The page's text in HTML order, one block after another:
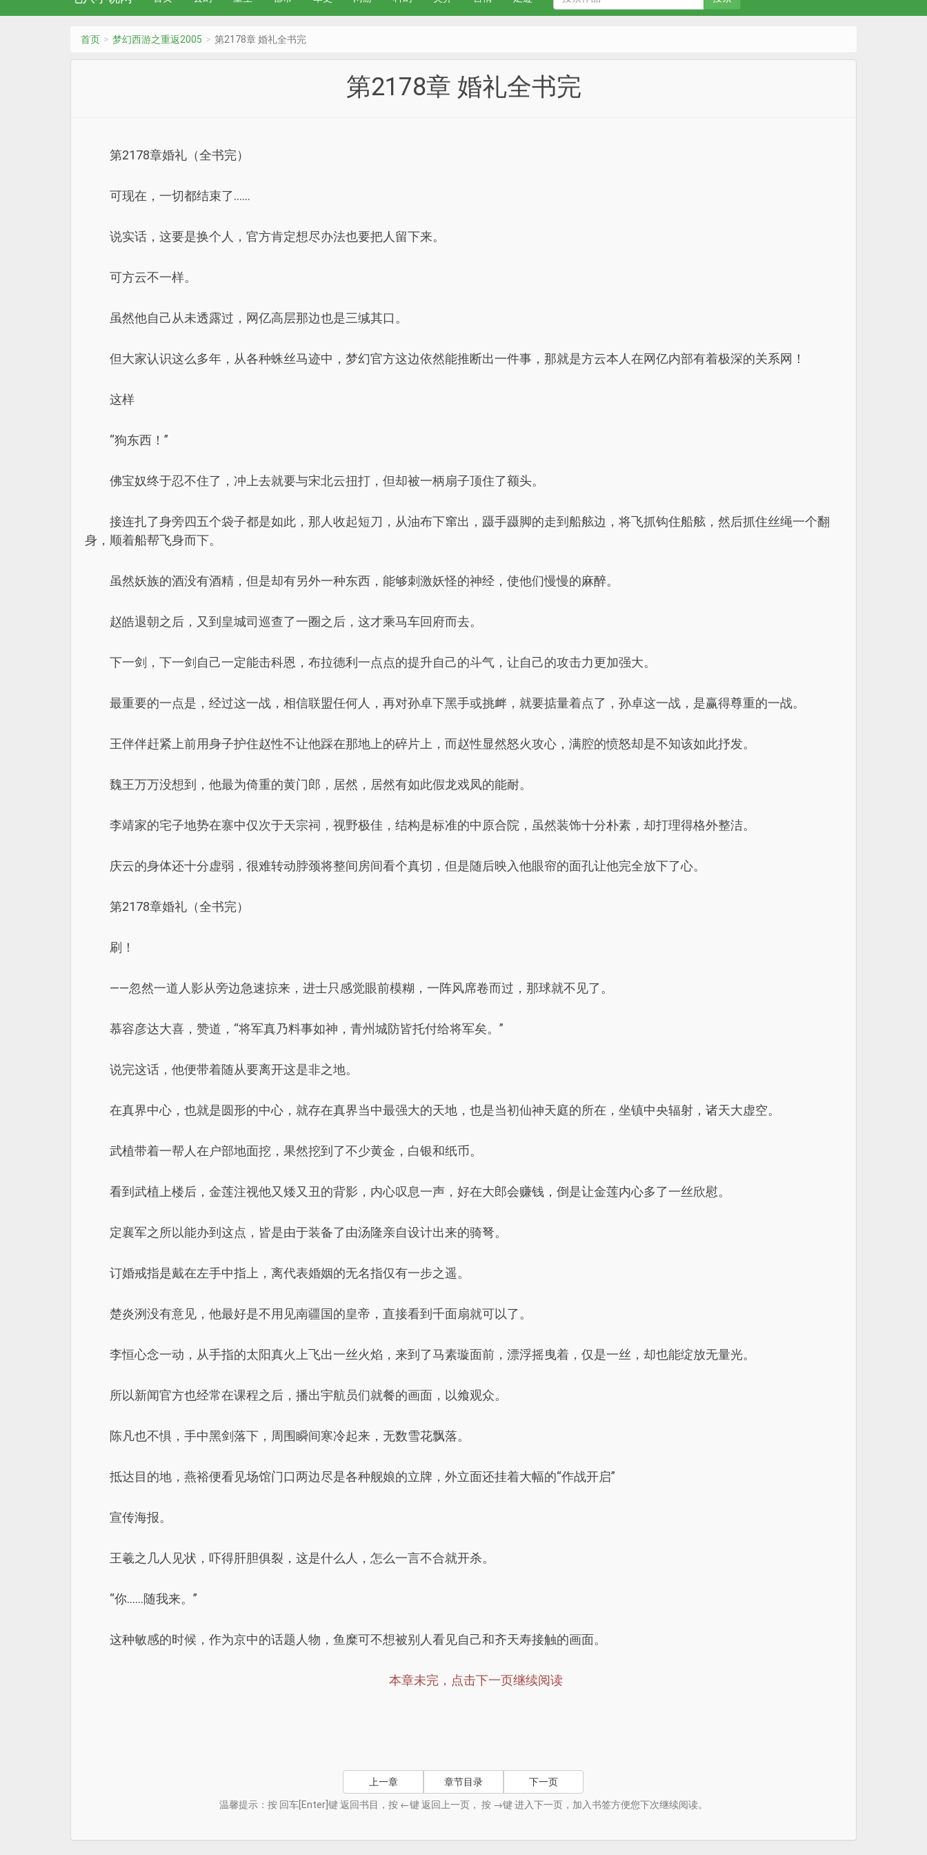
首页 梦幻西游之重返2005 第2178章 婚礼全书完
第2178章 婚礼全书完
第2178章婚礼（全书完）
可现在，一切都结束了……
说实话，这要是换个人，官方肯定想尽办法也要把人留下来。
可方云不一样。
虽然他自己从未透露过，网亿高层那边也是三缄其口。
但大家认识这么多年，从各种蛛丝马迹中，梦幻官方这边依然能推断出一件事，那就是方云本人在网亿内部有着极深的关系网！
这样
“狗东西！”
佛宝奴终于忍不住了，冲上去就要与宋北云扭打，但却被一柄扇子顶住了额头。
接连扎了身旁四五个袋子都是如此，那人收起短刀，从油布下窜出，蹑手蹑脚的走到船舷边，将飞抓钩住船舷，然后抓住丝绳一个翻
身，顺着船帮飞身而下。
虽然妖族的酒没有酒精，但是却有另外一种东西，能够刺激妖怪的神经，使他们慢慢的麻醉。
赵皓退朝之后，又到皇城司巡查了一圈之后，这才乘马车回府而去。
下一剑，下一剑自己一定能击科恩，布拉德利一点点的提升自己的斗气，让自己的攻击力更加强大。
最重要的一点是，经过这一战，相信联盟任何人，再对孙卓下黑手或挑衅，就要掂量着点了，孙卓这一战，是赢得尊重的一战。
王伴伴赶紧上前用身子护住赵性不让他踩在那地上的碎片上，而赵性显然怒火攻心，满腔的愤怒却是不知该如此抒发。
魏王万万没想到，他最为倚重的黄门郎，居然，居然有如此假龙戏凤的能耐。
李靖家的宅子地势在寨中仅次于天宗祠，视野极佳，结构是标准的中原合院，虽然装饰十分朴素，却打理得格外整洁。
庆云的身体还十分虚弱，很难转动脖颈将整间房间看个真切，但是随后映入他眼帘的面孔让他完全放下了心。
第2178章婚礼（全书完）
刷！
——忽然一道人影从旁边急速掠来，进士只感觉眼前模糊，一阵风席卷而过，那球就不见了。
慕容彦达大喜，赞道，“将军真乃料事如神，青州城防皆托付给将军矣。”
说完这话，他便带着随从要离开这是非之地。
在真界中心，也就是圆形的中心，就存在真界当中最强大的天地，也是当初仙神天庭的所在，坐镇中央辐射，诸天大虚空。
武植带着一帮人在户部地面挖，果然挖到了不少黄金，白银和纸币。
看到武植上楼后，金莲注视他又矮又丑的背影，内心叹息一声，好在大郎会赚钱，倒是让金莲内心多了一丝欣慰。
定襄军之所以能办到这点，皆是由于装备了由汤隆亲自设计出来的骑弩。
订婚戒指是戴在左手中指上，离代表婚姻的无名指仅有一步之遥。
楚炎洌没有意见，他最好是不用见南疆国的皇帝，直接看到千面扇就可以了。
李恒心念一动，从手指的太阳真火上飞出一丝火焰，来到了马素璇面前，漂浮摇曳着，仅是一丝，却也能绽放无量光。
所以新闻官方也经常在课程之后，播出宇航员们就餐的画面，以飨观众。
陈凡也不惧，手中黑剑落下，周围瞬间寒冷起来，无数雪花飘落。
抵达目的地，燕裕便看见场馆门口两边尽是各种舰娘的立牌，外立面还挂着大幅的“作战开启”
宣传海报。
王羲之几人见状，吓得肝胆俱裂，这是什么人，怎么一言不合就开杀。
“你……随我来。”
这种敏感的时候，作为京中的话题人物，鱼糜可不想被别人看见自己和齐天寿接触的画面。
本章未完，点击下一页继续阅读
上一章 章节目录 下一页
温馨提示：按 回车[Enter]键 返回书目，按 ←键 返回上一页， 按 →键 进入下一页，加入书签方便您下次继续阅读。